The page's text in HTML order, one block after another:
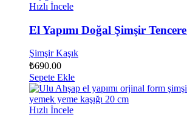
Hızlı İncele
El Yapımı Doğal Şimşir
Şimşir Kaşık
₺690.00
Sepete Ekle
Hızlı İncele